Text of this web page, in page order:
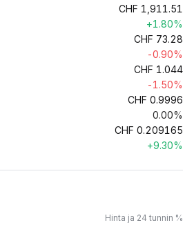
CHF 1,911.51
+1.80%
CHF 73.28
-0.90%
CHF 1.044
-1.50%
CHF 0.9996
0.00%
CHF 0.209165
+9.30%
Hinta ja 24 tunnin %